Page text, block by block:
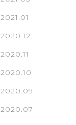
2021.01
2020.12
2020.11
2020.10
2020.09
2020.07